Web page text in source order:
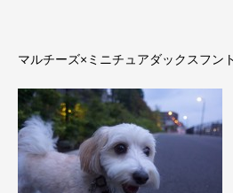
マルチーズ×ミニチュアダックスフン